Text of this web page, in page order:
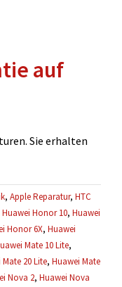
auf
Sie erhalten
, Apple Reparatur, HTC
Huawei Honor 10, Huawei
Honor 6X, Huawei
Mate 10 Lite,
20 Lite, Huawei Mate
Nova 2, Huawei Nova